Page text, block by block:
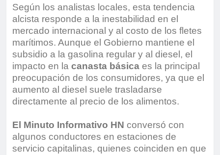
Según los analistas locales, esta tendencia
alcista responde a la inestabilidad en el
mercado internacional y al costo de los fletes
marítimos. Aunque el Gobierno mantiene el
subsidio a la gasolina regular y al diesel, el
impacto en la canasta básica es la principal
preocupación de los consumidores, ya que el
aumento al diesel suele trasladarse
directamente al precio de los alimentos.
El Minuto Informativo HN conversó con
algunos conductores en estaciones de
servicio capitalinas, quienes coinciden en que